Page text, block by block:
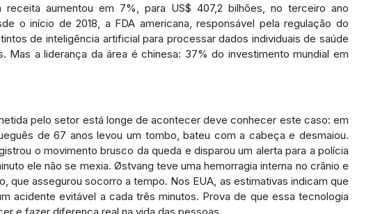
aumentou em 7%, para US$ 407,2 bilhões, no terceiro ano
o início de 2018, a FDA americana, responsável pela regulação do
de inteligência artificial para processar dados individuais de saúde
Mas a liderança da área é chinesa: 37% do investimento mundial em
pelo setor está longe de acontecer deve conhecer este caso: em
de 67 anos levou um tombo, bateu com a cabeça e desmaiou.
o movimento brusco da queda e disparou um alerta para a polícia
ele não se mexia. Østvang teve uma hemorragia interna no crânio e
que assegurou socorro a tempo. Nos EUA, as estimativas indicam que
acidente evitável a cada três minutos. Prova de que essa tecnologia